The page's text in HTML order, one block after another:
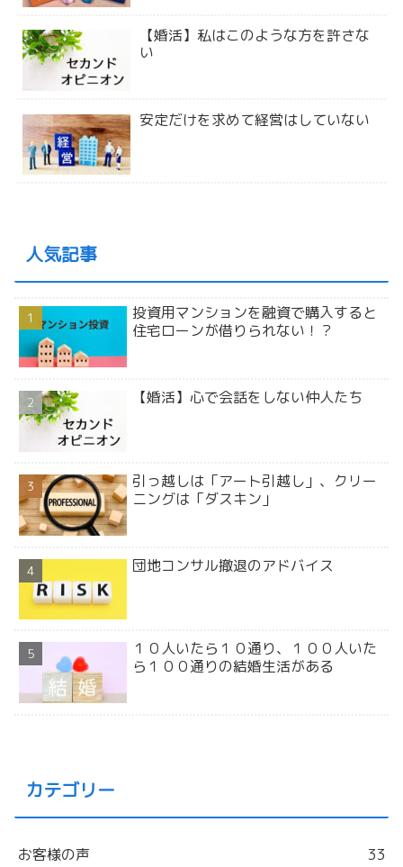
【婚活】私はこのような方を許さな
い
安定だけを求めて経営はしていない
人気記事
投資用マンションを融資で購入すると
住宅ローンが借りられない！？
【婚活】心で会話をしない仲人たち
引っ越しは「アート引越し」、クリー
ニングは「ダスキン」
団地コンサル撤退のアドバイス
１０人いたら１０通り、１００人いた
ら１００通りの結婚生活がある
カテゴリー
お客様の声 33